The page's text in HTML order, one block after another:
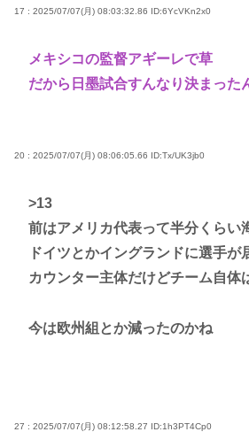
17 : 2025/07/07(月) 08:03:32.86 ID:6YcVKn2x0
メキシコの監督アギーレで草
だから日墨試合すんなり決まった
20 : 2025/07/07(月) 08:06:05.66 ID:Tx/UK3jb0
>13
前はアメリカ代表って半分くらい
ドイツとかイングランドに選手が
カウンター主体だけどチーム自体
今は欧州組とか減ったのかね
27 : 2025/07/07(月) 08:12:58.27 ID:1h3PT4Cp0